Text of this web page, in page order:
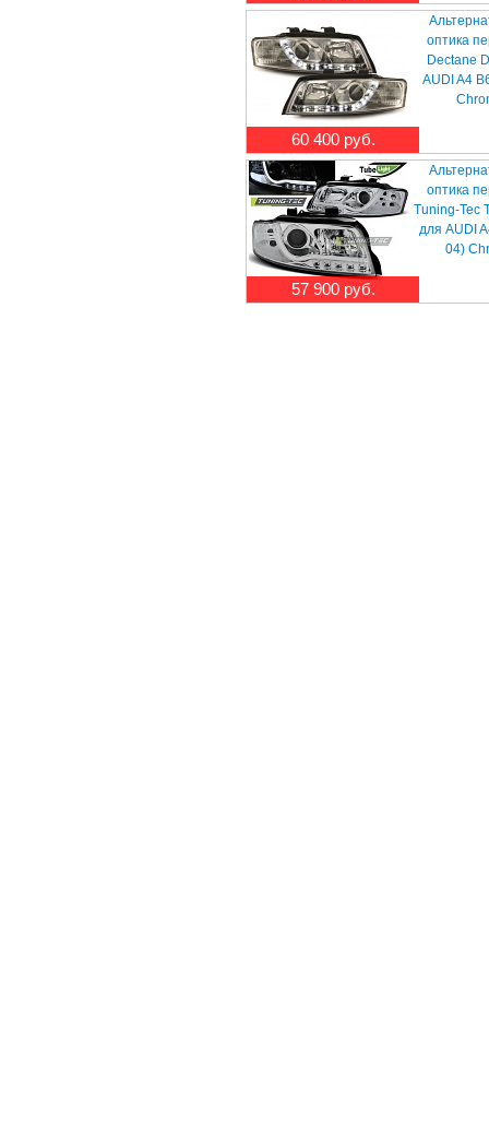
60 400 руб.
оптика
Dectane
AUDI A4
57 900 руб.
оптика
Tuning-Tec
для AUDI
04)